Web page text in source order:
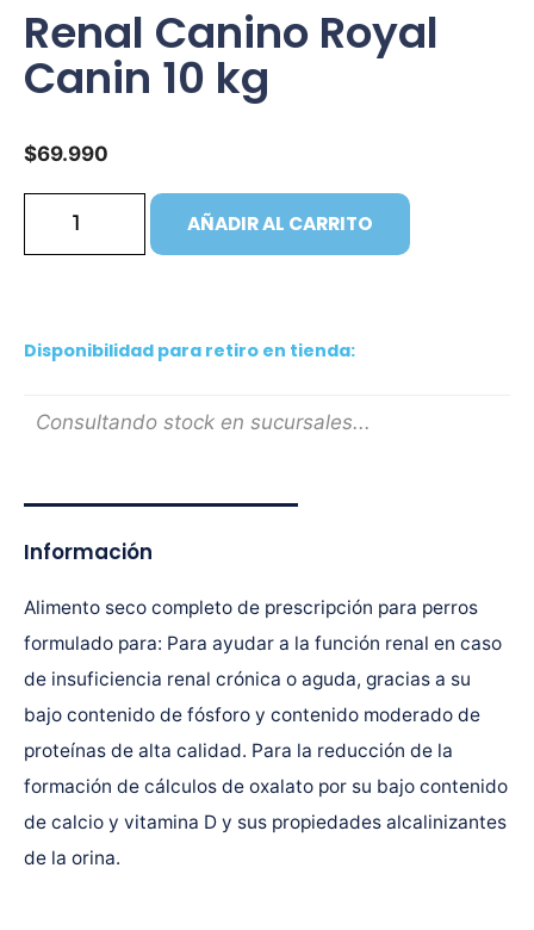
Renal Canino Royal
Canin 10 kg
$69.990
AÑADIR AL CARRITO
Disponibilidad para retiro en tienda:
Consultando stock en sucursales...
Información
Alimento seco completo de prescripción para perros
formulado para: Para ayudar a la función renal en caso
de insuficiencia renal crónica o aguda, gracias a su
bajo contenido de fósforo y contenido moderado de
proteínas de alta calidad. Para la reducción de la
formación de cálculos de oxalato por su bajo contenido
de calcio y vitamina D y sus propiedades alcalinizantes
de la orina.